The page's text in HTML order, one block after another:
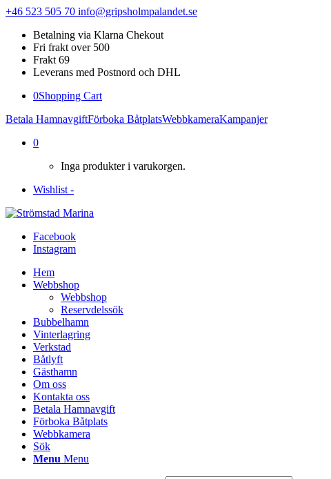
+46 523 505 70 info@gripsholmpalandet.se
Betalning via Klarna Chekout
Fri frakt over 500
Frakt 69
Leverans med Postnord och DHL
0Shopping Cart
Betala HamnavgiftFörboka BåtplatsWebbkameraKampanjer
0
Inga produkter i varukorgen.
Wishlist -
Facebook
Instagram
Hem
Webbshop
Webbshop
Reservdelssök
Bubbelhamn
Vinterlagring
Verkstad
Båtlyft
Gästhamn
Om oss
Kontakta oss
Betala Hamnavgift
Förboka Båtplats
Webbkamera
Sök
Menu Menu